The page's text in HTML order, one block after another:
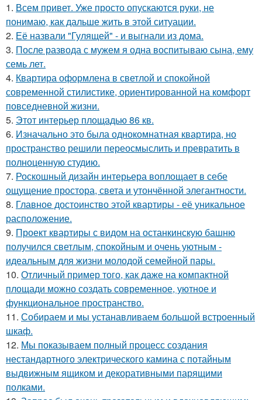
1. Всем привет. Уже просто опускаются руки, не
понимаю, как дальше жить в этой ситуации.
2. Её назвали "Гулящей" - и выгнали из дома.
3. После развода с мужем я одна воспитываю сына, ему
семь лет.
4. Квартира оформлена в светлой и спокойной
современной стилистике, ориентированной на комфорт
повседневной жизни.
5. Этот интерьер площадью 86 кв.
6. Изначально это была однокомнатная квартира, но
пространство решили переосмыслить и превратить в
полноценную студию.
7. Роскошный дизайн интерьера воплощает в себе
ощущение простора, света и утончённой элегантности.
8. Главное достоинство этой квартиры - её уникальное
расположение.
9. Проект квартиры с видом на останкинскую башню
получился светлым, спокойным и очень уютным -
идеальным для жизни молодой семейной пары.
10. Отличный пример того, как даже на компактной
площади можно создать современное, уютное и
функциональное пространство.
11. Собираем и мы устанавливаем большой встроенный
шкаф.
12. Мы показываем полный процесс создания
нестандартного электрического камина с потайным
выдвижным ящиком и декоративными парящими
полками.